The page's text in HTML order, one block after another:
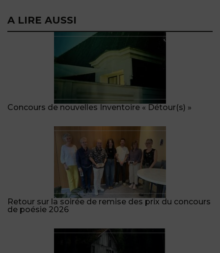
A LIRE AUSSI
Concours de nouvelles Inventoire « Détour(s) »
Retour sur la soirée de remise des prix du concours
de poésie 2026